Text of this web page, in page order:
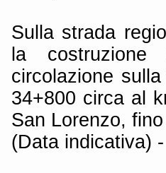
Sulla strada
la
circolazione
34+800 circa al
San Lorenzo,
(Data indicativa)